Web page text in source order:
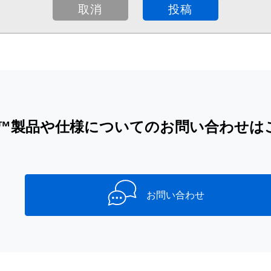
製品や仕様についてのお問い合わせは
お問い合わせ